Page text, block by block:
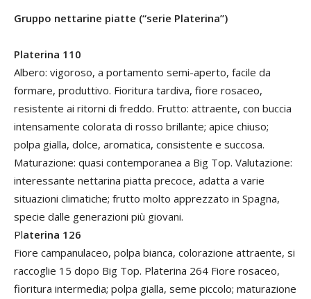
Gruppo nettarine piatte (“serie Platerina”)
Platerina 110
Albero: vigoroso, a portamento semi-aperto, facile da
formare, produttivo. Fioritura tardiva, fiore rosaceo,
resistente ai ritorni di freddo. Frutto: attraente, con buccia
intensamente colorata di rosso brillante; apice chiuso;
polpa gialla, dolce, aromatica, consistente e succosa.
Maturazione: quasi contemporanea a Big Top. Valutazione:
interessante nettarina piatta precoce, adatta a varie
situazioni climatiche; frutto molto apprezzato in Spagna,
specie dalle generazioni più giovani.
Platerina 126
Fiore campanulaceo, polpa bianca, colorazione attraente, si
raccoglie 15 dopo Big Top. Platerina 264 Fiore rosaceo,
fioritura intermedia; polpa gialla, seme piccolo; maturazione